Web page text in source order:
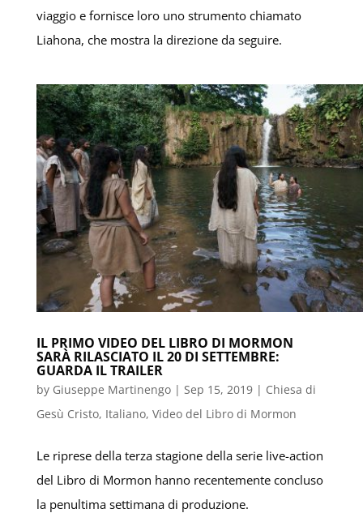
viaggio e fornisce loro uno strumento chiamato
Liahona, che mostra la direzione da seguire.
IL PRIMO VIDEO DEL LIBRO DI MORMON
SARÀ RILASCIATO IL 20 DI SETTEMBRE:
GUARDA IL TRAILER
by Giuseppe Martinengo| Sep 15, 2019| Chiesa di
Gesù Cristo, Italiano, Video del Libro di Mormon
Le riprese della terza stagione della serie live-action
del Libro di Mormon hanno recentemente concluso
la penultima settimana di produzione.